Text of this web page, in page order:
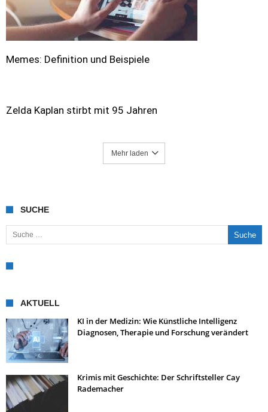
Memes: Definition und Beispiele
Zelda Kaplan stirbt mit 95 Jahren
Mehr laden
SUCHE
Suche nach:
AKTUELL
KI in der Medizin: Wie Künstliche Intelligenz
Diagnosen, Therapie und Forschung verändert
Krimis mit Geschichte: Der Schriftsteller Cay
Rademacher